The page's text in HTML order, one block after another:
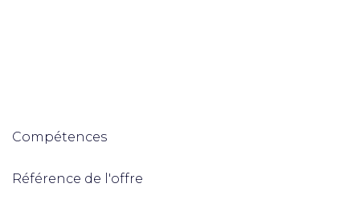
Compétences
Référence de l'offre